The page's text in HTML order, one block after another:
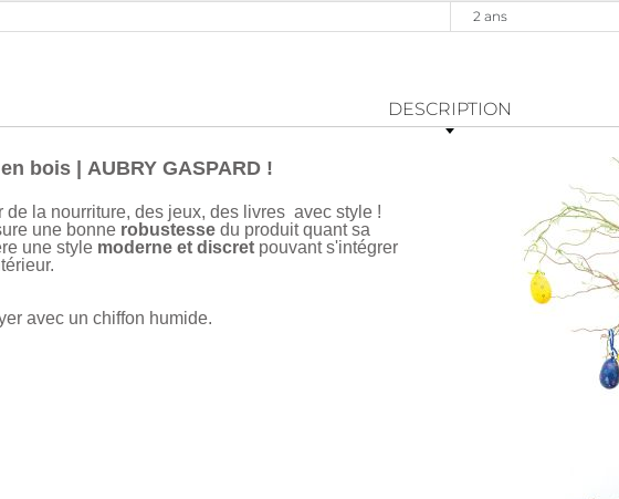
2 ans
DESCRIPTION
bois | AUBRY GASPARD !
de la nourriture, des jeux, des livres avec style !
une bonne robustesse du produit quant sa
une style moderne et discret pouvant s'intégrer
avec un chiffon humide.